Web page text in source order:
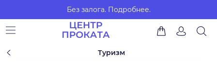
Без залога. Подробнее.
Туризм